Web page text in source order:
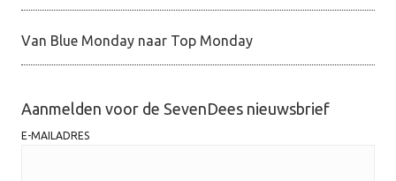
Van Blue Monday naar Top Monday
Aanmelden voor de SevenDees nieuwsbrief
E-MAILADRES